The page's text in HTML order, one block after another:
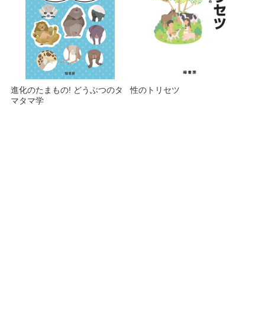
進化のたまもの! どうぶつのタ
マタマ学
性のトリセツ